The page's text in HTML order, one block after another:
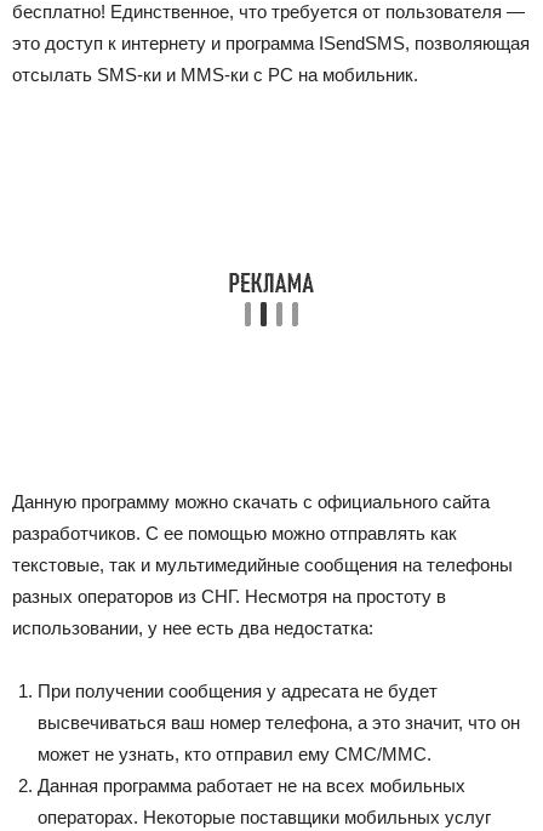
бесплатно! Единственное, что требуется от пользователя —
это доступ к интернету и программа ISendSMS, позволяющая
отсылать SMS-ки и MMS-ки с PC на мобильник.
Данную программу можно скачать с официального сайта
разработчиков. С ее помощью можно отправлять как
текстовые, так и мультимедийные сообщения на телефоны
разных операторов из СНГ. Несмотря на простоту в
использовании, у нее есть два недостатка:
При получении сообщения у адресата не будет
высвечиваться ваш номер телефона, а это значит, что он
может не узнать, кто отправил ему СМС/ММС.
Данная программа работает не на всех мобильных
операторах. Некоторые поставщики мобильных услуг